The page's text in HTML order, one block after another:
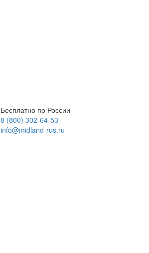
Бесплатно по России
8 (800) 302-64-53
info@midland-rus.ru